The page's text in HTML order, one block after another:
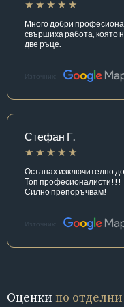
Много добри
свършиха работа, която
две ръце.
Източник:
Стефан Г.
Останах изключително
Топ професионалисти!!!
Силно препоръчвам!
Източник:
Оценки по